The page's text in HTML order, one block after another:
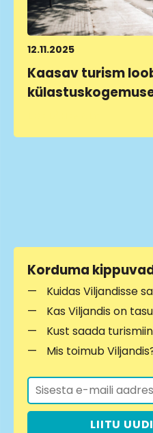
12.11.2025
Kaasav turism
Korduma
Kuidas Viljandisse
Kas Viljandis on
Kust saada
Mis toimub
LIITU